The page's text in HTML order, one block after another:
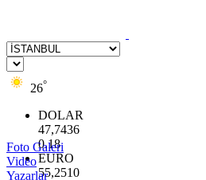
26°
DOLAR
47,7436
0.18
EURO
55,2510
Foto Galeri
Video
Yazarlar